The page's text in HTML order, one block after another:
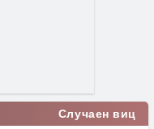
Случаен виц